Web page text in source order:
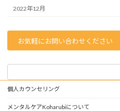
2022年12月
お気軽にお問い合わせください
個人カウンセリング
メンタルケアKoharubiについて